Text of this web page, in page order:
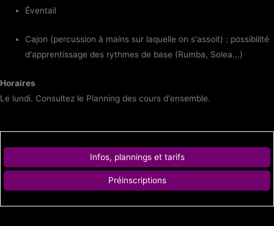
Éventail
Cajon (percussion à mains sur laquelle on s'assoit) : possibilité
d'apprentissage des rythmes de base (Rumba, Solea...)
Horaires
Le lundi. Consultez le Planning des cours d'ensemble.
Infos, plannings et tarifs
Préinscriptions